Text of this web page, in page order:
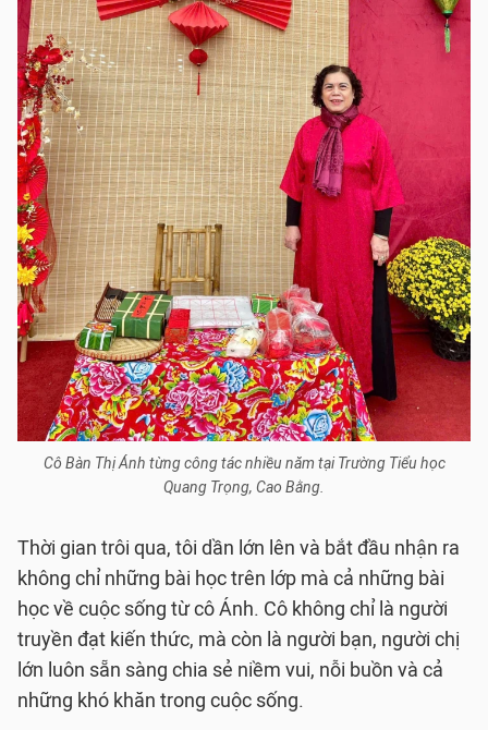
Cô Bàn Thị Ánh từng công tác nhiều năm tại Trường Tiểu học
Quang Trọng, Cao Bằng.
Thời gian trôi qua, tôi dần lớn lên và bắt đầu nhận ra
không chỉ những bài học trên lớp mà cả những bài
học về cuộc sống từ cô Ánh. Cô không chỉ là người
truyền đạt kiến thức, mà còn là người bạn, người chị
lớn luôn sẵn sàng chia sẻ niềm vui, nỗi buồn và cả
những khó khăn trong cuộc sống.